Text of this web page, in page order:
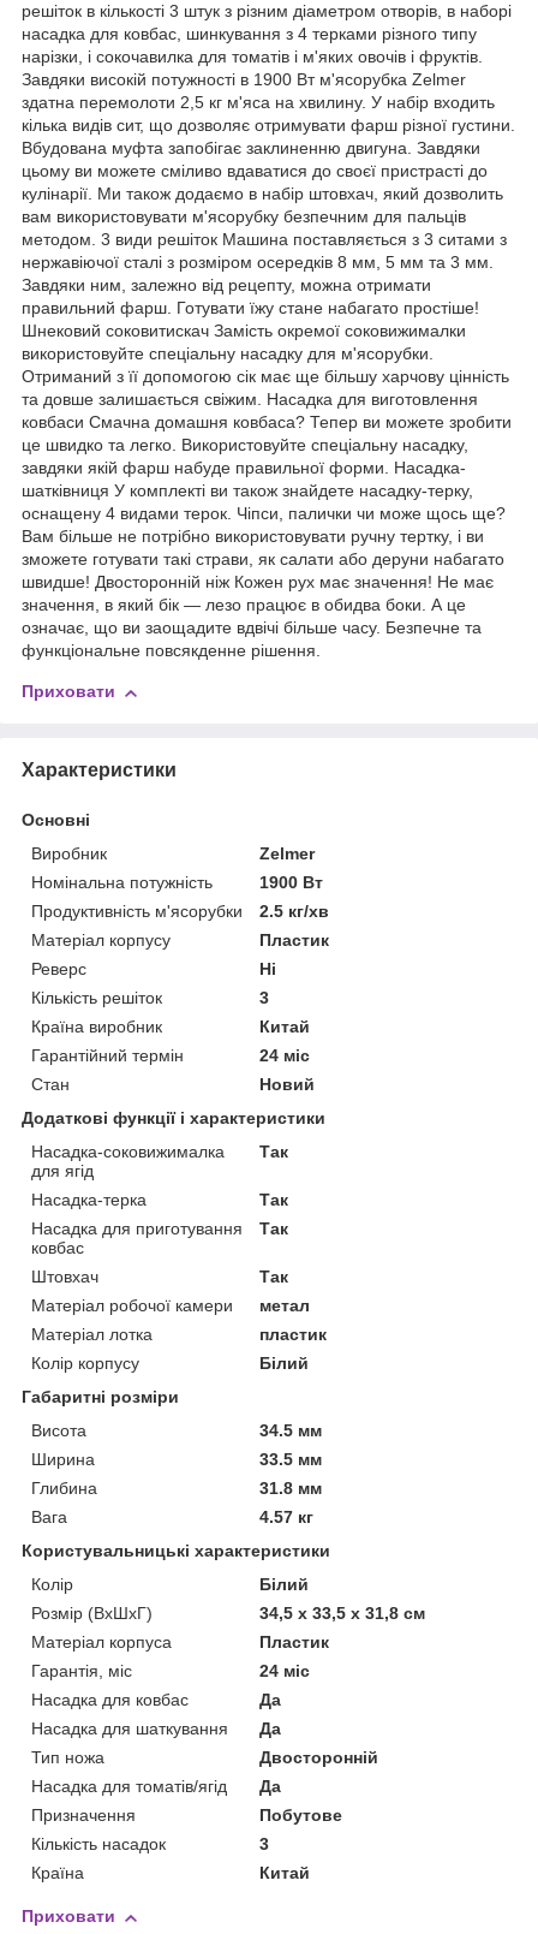
решіток в кількості 3 штук з різним діаметром отворів, в наборі
насадка для ковбас, шинкування з 4 терками різного типу
нарізки, і сокочавилка для томатів і м'яких овочів і фруктів.
Завдяки високій потужності в 1900 Вт м'ясорубка Zelmer
здатна перемолоти 2,5 кг м'яса на хвилину. У набір входить
кілька видів сит, що дозволяє отримувати фарш різної густини.
Вбудована муфта запобігає заклиненню двигуна. Завдяки
цьому ви можете сміливо вдаватися до своєї пристрасті до
кулінарії. Ми також додаємо в набір штовхач, який дозволить
вам використовувати м'ясорубку безпечним для пальців
методом. 3 види решіток Машина поставляється з 3 ситами з
нержавіючої сталі з розміром осередків 8 мм, 5 мм та 3 мм.
Завдяки ним, залежно від рецепту, можна отримати
правильний фарш. Готувати їжу стане набагато простіше!
Шнековий соковитискач Замість окремої соковижималки
використовуйте спеціальну насадку для м'ясорубки.
Отриманий з її допомогою сік має ще більшу харчову цінність
та довше залишається свіжим. Насадка для виготовлення
ковбаси Смачна домашня ковбаса? Тепер ви можете зробити
це швидко та легко. Використовуйте спеціальну насадку,
завдяки якій фарш набуде правильної форми. Насадка-
шатківниця У комплекті ви також знайдете насадку-терку,
оснащену 4 видами терок. Чіпси, палички чи може щось ще?
Вам більше не потрібно використовувати ручну тертку, і ви
зможете готувати такі страви, як салати або деруни набагато
швидше! Двосторонній ніж Кожен рух має значення! Не має
значення, в який бік — лезо працює в обидва боки. А це
означає, що ви заощадите вдвічі більше часу. Безпечне та
функціональне повсякденне рішення.
Приховати
Характеристики
Основні
Виробник
Zelmer
Номінальна потужність
1900 Вт
Продуктивність м'ясорубки
2.5 кг/хв
Матеріал корпусу
Пластик
Реверс
Ні
Кількість решіток
3
Країна виробник
Китай
Гарантійний термін
24 міс
Стан
Новий
Додаткові функції і характеристики
Насадка-соковижималка
для ягід
Так
Насадка-терка
Так
Насадка для приготування
ковбас
Так
Штовхач
Так
Матеріал робочої камери
метал
Матеріал лотка
пластик
Колір корпусу
Білий
Габаритні розміри
Висота
34.5 мм
Ширина
33.5 мм
Глибина
31.8 мм
Вага
4.57 кг
Користувальницькі характеристики
Колір
Білий
Розмір (ВхШхГ)
34,5 х 33,5 х 31,8 см
Матеріал корпуса
Пластик
Гарантія, міс
24 міс
Насадка для ковбас
Да
Насадка для шаткування
Да
Тип ножа
Двосторонній
Насадка для томатів/ягід
Да
Призначення
Побутове
Кількість насадок
3
Країна
Китай
Приховати